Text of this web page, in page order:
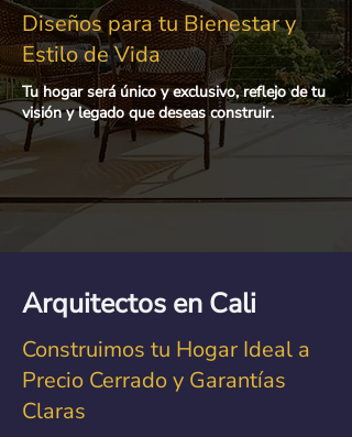
Diseños para tu Bienestar y
Estilo de Vida
Tu hogar será único y exclusivo, reflejo de tu
visión y legado que deseas construir.
Agenda llamada>>
Arquitectos en Cali
Construimos tu Hogar Ideal a
Precio Cerrado y Garantías
Claras